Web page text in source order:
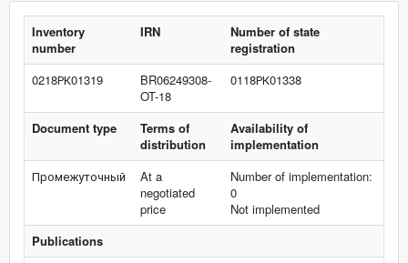
Inventory
number
IRN
Number of state
registration
0218РК01319
BR06249308-
OT-18
0118РК01338
Document type
Terms of
distribution
Availability of
implementation
Промежуточный
At a
negotiated
price
Number of implementation:
0
Not implemented
Publications